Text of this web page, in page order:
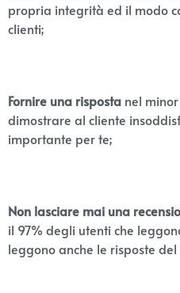
propria integrità ed il modo
clienti;
Fornire una risposta nel
dimostrare al cliente
importante per te;
Non lasciare mai una
il 97% degli utenti che
leggono anche le risposte